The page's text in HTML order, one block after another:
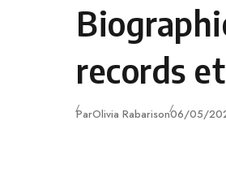
records
ParOlivia RabarisonPublié
06/05/